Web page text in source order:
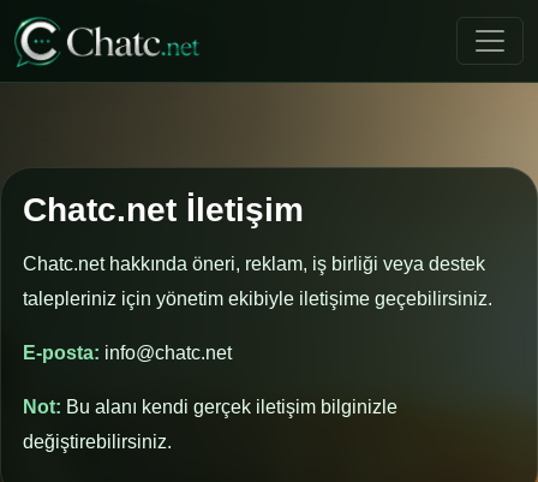
Chatc.net İletişim
Chatc.net hakkında öneri, reklam, iş birliği veya destek
talepleriniz için yönetim ekibiyle iletişime geçebilirsiniz.
E-posta: info@chatc.net
Not: Bu alanı kendi gerçek iletişim bilginizle
değiştirebilirsiniz.